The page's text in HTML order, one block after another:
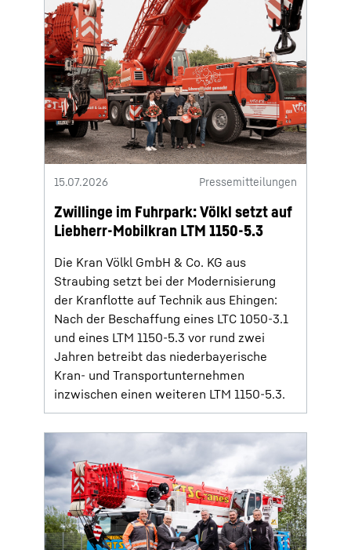
15.07.2026 Pressemitteilungen
Zwillinge im Fuhrpark: Völkl setzt auf
Liebherr-Mobilkran LTM 1150-5.3
Die Kran Völkl GmbH & Co. KG aus
Straubing setzt bei der Modernisierung
der Kranflotte auf Technik aus Ehingen:
Nach der Beschaffung eines LTC 1050-3.1
und eines LTM 1150-5.3 vor rund zwei
Jahren betreibt das niederbayerische
Kran- und Transportunternehmen
inzwischen einen weiteren LTM 1150-5.3.